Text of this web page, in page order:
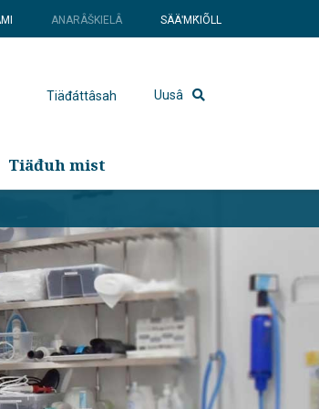
ANARÂŠKIELÂ SÄÄʹMǨIÕLL
Tiäđáttâsah Uusâ
Tiäđuh mist